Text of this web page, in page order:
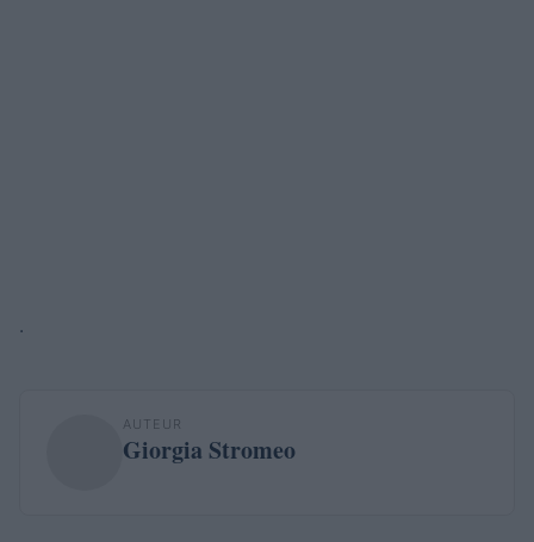
.
AUTEUR
Giorgia Stromeo